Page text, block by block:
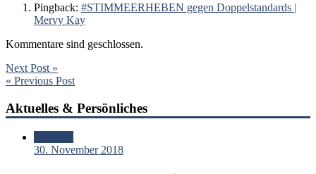
Pingback: #STIMMEERHEBEN gegen Doppelstandards |
Mervy Kay
Kommentare sind geschlossen.
Next Post »
« Previous Post
Aktuelles & Persönliches
30. November 2018